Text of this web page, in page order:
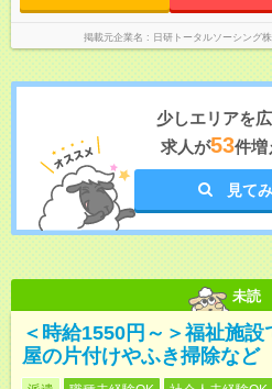
掲載元企業名 日研トータルソーシング
少しエリアを広
求人が53件増
見て
未読
＜時給1550円～＞福祉施
屋の片付けやふき掃除など